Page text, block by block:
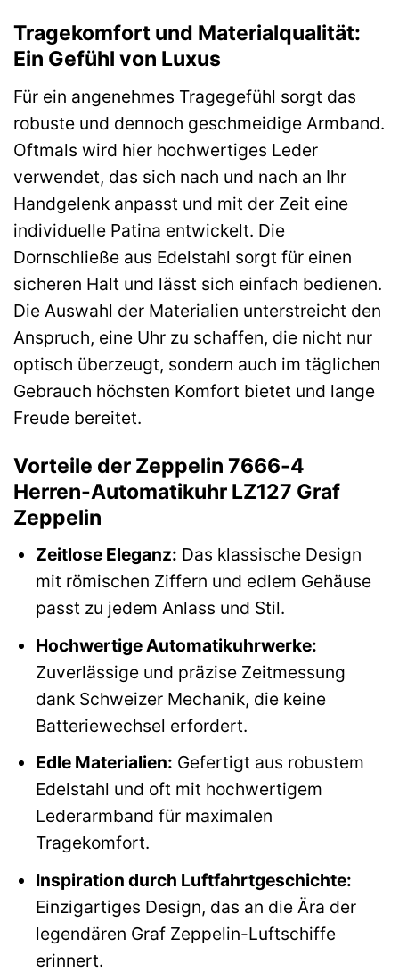
Tragekomfort und Materialqualität:
Ein Gefühl von Luxus
Für ein angenehmes Tragegefühl sorgt das
robuste und dennoch geschmeidige Armband.
Oftmals wird hier hochwertiges Leder
verwendet, das sich nach und nach an Ihr
Handgelenk anpasst und mit der Zeit eine
individuelle Patina entwickelt. Die
Dornschließe aus Edelstahl sorgt für einen
sicheren Halt und lässt sich einfach bedienen.
Die Auswahl der Materialien unterstreicht den
Anspruch, eine Uhr zu schaffen, die nicht nur
optisch überzeugt, sondern auch im täglichen
Gebrauch höchsten Komfort bietet und lange
Freude bereitet.
Vorteile der Zeppelin 7666-4
Herren-Automatikuhr LZ127 Graf
Zeppelin
Zeitlose Eleganz: Das klassische Design
mit römischen Ziffern und edlem Gehäuse
passt zu jedem Anlass und Stil.
Hochwertige Automatikuhrwerke:
Zuverlässige und präzise Zeitmessung
dank Schweizer Mechanik, die keine
Batteriewechsel erfordert.
Edle Materialien: Gefertigt aus robustem
Edelstahl und oft mit hochwertigem
Lederarmband für maximalen
Tragekomfort.
Inspiration durch Luftfahrtgeschichte:
Einzigartiges Design, das an die Ära der
legendären Graf Zeppelin-Luftschiffe
erinnert.